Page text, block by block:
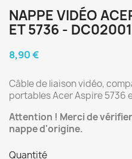
NAPPE VIDÉO
ET 5736 -
8,90 €
Câble de liaison vidéo,
portables Acer Aspire 5736
Attention ! Merci de
nappe d'origine.
Quantité